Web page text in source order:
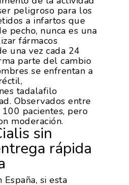
peligroso para los
a infartos que
pecho, nunca es una
fármacos
una vez cada 24
parte del cambio
se enfrentan a
tadalafilo
Observados entre
pacientes, pero
moderación.
sin
rápida
si esta